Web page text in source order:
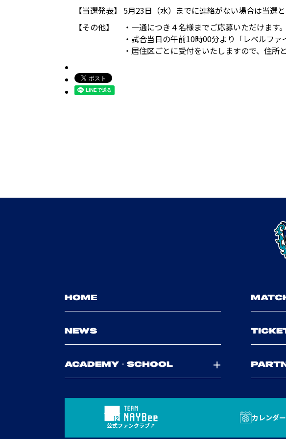
【当選発表】
5月23日（水）までに連絡がない場合は当選と
【その他】
・一通につき４名様までご応募いただけます。
・試合当日の午前10時00分より「レベルフ
・居住区ごとに受付をいたしますので、住所
HOME
NEWS
ACADEMY・SCHOOL
公式ファンクラブ
カレンダー